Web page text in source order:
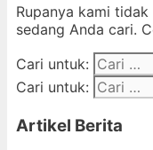
Rupanya kami
sedang Anda cari.
Cari untuk:
Cari untuk:
Artikel Berita